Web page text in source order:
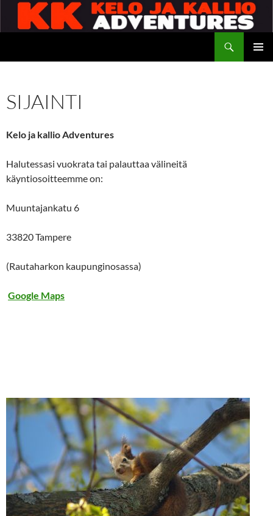
Siirry
sisältöön
SIJAINTI
Kelo ja kallio Adventures
Halutessasi vuokrata tai palauttaa välineitä
käyntiosoitteemme on:
Muuntajankatu 6
33820 Tampere
(Rautaharkon kaupunginosassa)
Google Maps